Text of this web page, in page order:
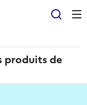
produits de